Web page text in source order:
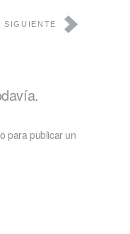
SIGUIENTE
para publicar un